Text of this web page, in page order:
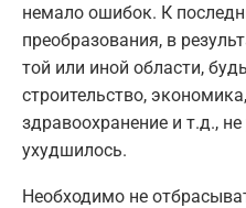
немало ошибок. К
преобразования, в
той или иной области,
строительство,
здравоохранение и т.д.,
ухудшилось.
Необходимо не